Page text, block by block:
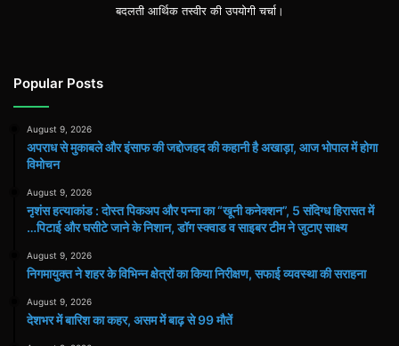
बदलती आर्थिक तस्वीर की उपयोगी चर्चा।
Popular Posts
August 9, 2026
अपराध से मुकाबले और इंसाफ की जद्दोजहद की कहानी है अखाड़ा, आज भोपाल में होगा
विमोचन
August 9, 2026
नृशंस हत्याकांड : दोस्त पिकअप और पन्ना का “खूनी कनेक्शन”, 5 संदिग्ध हिरासत में
…पिटाई और घसीटे जाने के निशान, डॉग स्क्वाड व साइबर टीम ने जुटाए साक्ष्य
August 9, 2026
निगमायुक्त ने शहर के विभिन्न क्षेत्रों का किया निरीक्षण, सफाई व्यवस्था की सराहना
August 9, 2026
देशभर में बारिश का कहर, असम में बाढ़ से 99 मौतें